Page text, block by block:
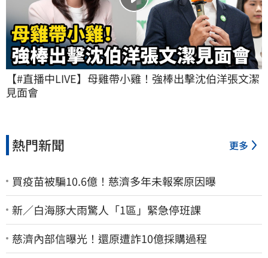
【#直播中LIVE】母雞帶小雞！強棒出擊沈伯洋張文潔
見面會
熱門新聞 更多
買疫苗被騙10.6億！慈濟多年未報案原因曝
新／白海豚大雨驚人「1區」緊急停班課
慈濟內部信曝光！還原遭詐10億採購過程